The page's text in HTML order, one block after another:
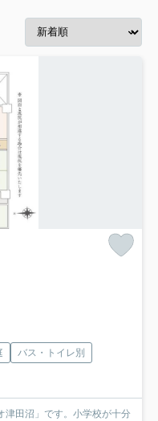
バス・トイレ別
津田沼」です。小学校が十分